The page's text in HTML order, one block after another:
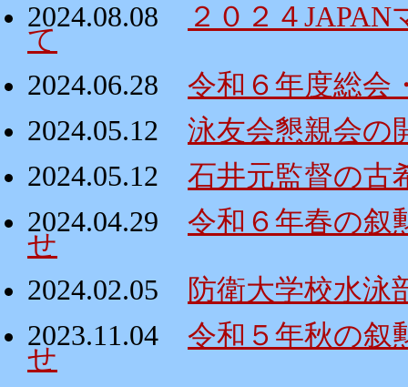
2024.08.08
２０２４
て
2024.06.28
令和６年度総会
2024.05.12
泳友会懇親会の
2024.05.12
石井元監督の古
2024.04.29
令和６年春の叙
せ
2024.02.05
防衛大学校水泳
2023.11.04
令和５年秋の叙
せ